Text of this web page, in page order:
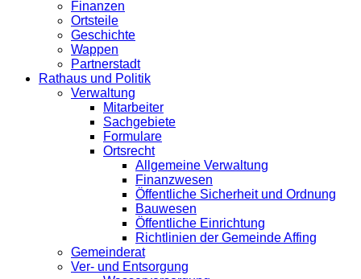
Finanzen
Ortsteile
Geschichte
Wappen
Partnerstadt
Rathaus und Politik
Verwaltung
Mitarbeiter
Sachgebiete
Formulare
Ortsrecht
Allgemeine Verwaltung
Finanzwesen
Öffentliche Sicherheit und Ordnung
Bauwesen
Öffentliche Einrichtung
Richtlinien der Gemeinde Affing
Gemeinderat
Ver- und Entsorgung